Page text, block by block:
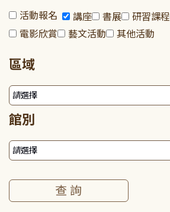
活動報名 講座 書展 研習課程
電影欣賞
藝文活動 其他活動
區域
館別